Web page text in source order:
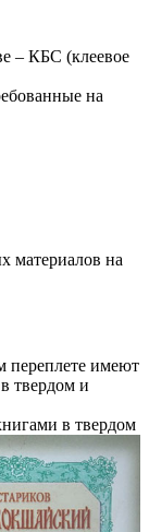
– КБС (клеевое
на
материалов на
переплете имеют
твердом и
в твердом